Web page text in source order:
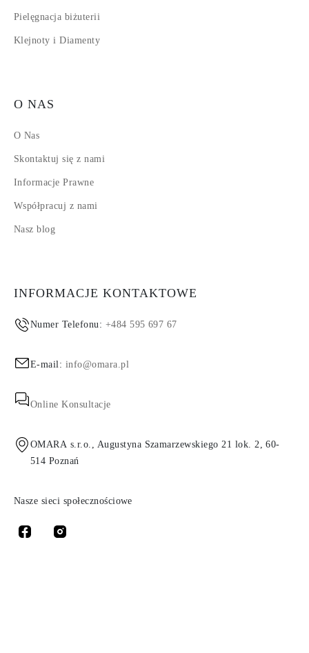
Pielęgnacja biżuterii
Klejnoty i Diamenty
O NAS
O Nas
Skontaktuj się z nami
Informacje Prawne
Współpracuj z nami
Nasz blog
INFORMACJE KONTAKTOWE
Numer Telefonu: +484 595 697 67
E-mail: info@omara.pl
Online Konsultacje
OMARA s.r.o., Augustyna Szamarzewskiego 21 lok. 2, 60-
514 Poznań
Nasze sieci społecznościowe